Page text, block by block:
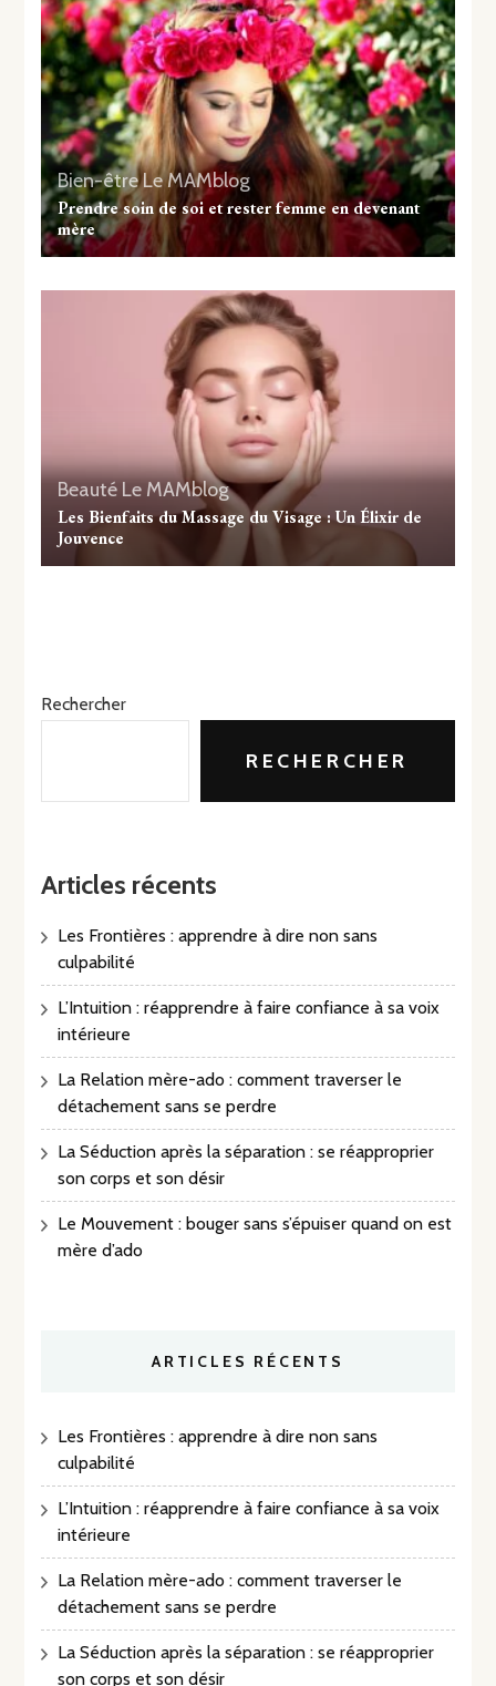
Bien-être Le MAMblog
Prendre soin de soi et rester femme en devenant
mère
Beauté Le MAMblog
Les Bienfaits du Massage du Visage : Un Élixir de
Jouvence
Rechercher
RECHERCHER
Articles récents
Les Frontières : apprendre à dire non sans
culpabilité
L’Intuition : réapprendre à faire confiance à sa voix
intérieure
La Relation mère-ado : comment traverser le
détachement sans se perdre
La Séduction après la séparation : se réapproprier
son corps et son désir
Le Mouvement : bouger sans s’épuiser quand on est
mère d’ado
ARTICLES RÉCENTS
Les Frontières : apprendre à dire non sans
culpabilité
L’Intuition : réapprendre à faire confiance à sa voix
intérieure
La Relation mère-ado : comment traverser le
détachement sans se perdre
La Séduction après la séparation : se réapproprier
son corps et son désir